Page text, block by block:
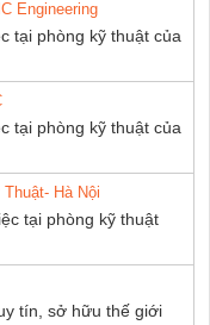
Engineering
tại phòng kỹ thuật của
tại phòng kỹ thuật của
Hà Nội
tại phòng kỹ thuật
tín, sở hữu thế giới